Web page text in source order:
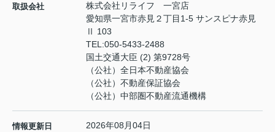
取扱会社
株式会社リライフ 一宮店
愛知県一宮市赤見２丁目1-5 サンスピナ赤見
Ⅱ 103
TEL:050-5433-2488
国土交通大臣 (2) 第9728号
（公社）全日本不動産協会
（公社）不動産保証協会
（公社）中部圏不動産流通機構
情報更新日 2026年08月04日